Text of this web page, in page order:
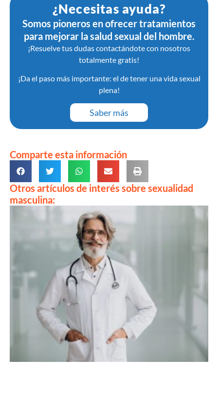
¿Necesitas ayuda?
Somos pioneros en ofrecer tratamientos
para mejorar la salud sexual del hombre.
¡Resuelve tus dudas contactándote con nosotros
totalmente gratis!
¡Da el paso más importante: el de tener una vida sexual
plena!
Saber más
Comparte esta información
Otros artículos de interés sobre sexualidad
masculina: